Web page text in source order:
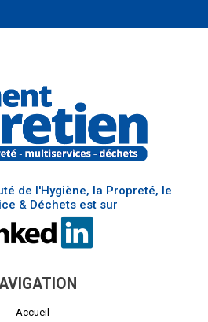
de l'Hygiène, la Propreté, le
& Déchets est sur
Accueil